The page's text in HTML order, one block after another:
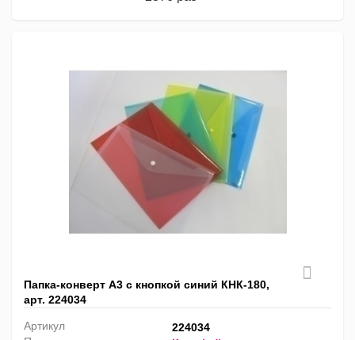
Папка-конверт А3 с кнопкой синий КНК-180,
арт. 224034
Артикул
224034